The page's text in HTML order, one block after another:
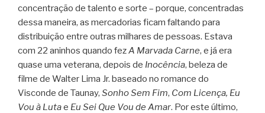
concentração de talento e sorte – porque, concentradas
dessa maneira, as mercadorias ficam faltando para
distribuição entre outras milhares de pessoas. Estava
com 22 aninhos quando fezA Marvada Carne, e já era
quase uma veterana, depois de Inocência, beleza de
filme de Walter Lima Jr. baseado no romance do
Visconde de Taunay, Sonho Sem Fim, Com Licença, Eu
Vou à Lutae Eu Sei Que Vou de Amar. Por este último,